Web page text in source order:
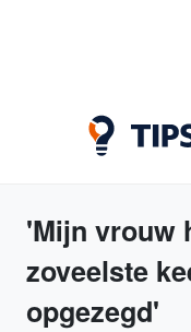
'Mijn vrouw
zoveelste
opgezegd'